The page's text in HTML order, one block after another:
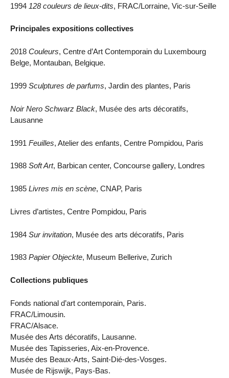
1994 128 couleurs de lieux-dits, FRAC/Lorraine, Vic-sur-Seille
Principales expositions collectives
2018 Couleurs, Centre d’Art Contemporain du Luxembourg
Belge, Montauban, Belgique.
1999 Sculptures de parfums, Jardin des plantes, Paris
Noir Nero Schwarz Black, Musée des arts décoratifs,
Lausanne
1991 Feuilles, Atelier des enfants, Centre Pompidou, Paris
1988 Soft Art, Barbican center, Concourse gallery, Londres
1985 Livres mis en scène, CNAP, Paris
Livres d’artistes, Centre Pompidou, Paris
1984 Sur invitation, Musée des arts décoratifs, Paris
1983 Papier Objeckte, Museum Bellerive, Zurich
Collections publiques
Fonds national d’art contemporain, Paris.
FRAC/Limousin.
FRAC/Alsace.
Musée des Arts décoratifs, Lausanne.
Musée des Tapisseries, Aix-en-Provence.
Musée des Beaux-Arts, Saint-Dié-des-Vosges.
Musée de Rijswijk, Pays-Bas.